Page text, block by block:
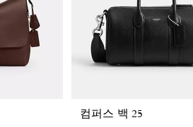
컴퍼스 백 25